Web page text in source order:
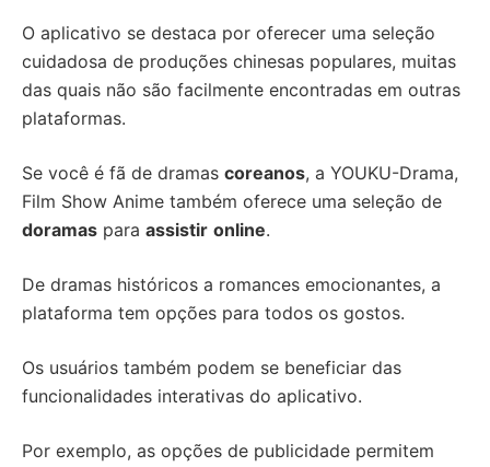
O aplicativo se destaca por oferecer uma seleção
cuidadosa de produções chinesas populares, muitas
das quais não são facilmente encontradas em outras
plataformas.
Se você é fã de dramas coreanos, a YOUKU-Drama,
Film Show Anime também oferece uma seleção de
doramas para assistir online.
De dramas históricos a romances emocionantes, a
plataforma tem opções para todos os gostos.
Os usuários também podem se beneficiar das
funcionalidades interativas do aplicativo.
Por exemplo, as opções de publicidade permitem